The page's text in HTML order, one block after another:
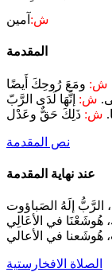
ش: آمين
المقدمة
ش:
ش:
ش:
نص المقدمة
عند نهاية المقدمة
الصلاة الافخارستية